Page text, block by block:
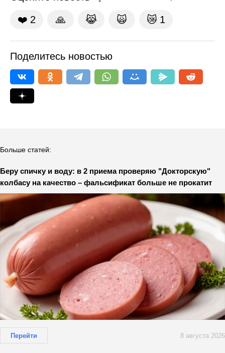
❤️ 2 🙏 😹 🙀 😿 1
Поделитесь новостью
Больше статей:
Беру спичку и воду: в 2 приема проверяю "Докторскую"
колбасу на качество – фальсификат больше не прокатит
Перейти 8 августа 2026